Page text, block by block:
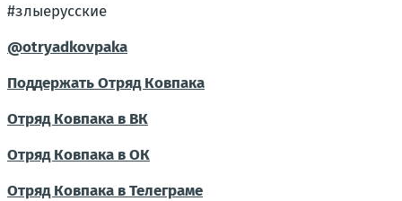
#злыерусские
@otryadkovpaka
Поддержать Отряд Ковпака
Отряд Ковпака в ВК
Отряд Ковпака в ОК
Отряд Ковпака в Телеграме